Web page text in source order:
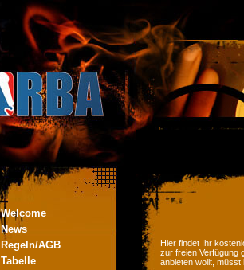
Welcome
News
Regeln/AGB
Tabelle
Hier findet Ihr
zur freien Verfügung
anbieten wollt,